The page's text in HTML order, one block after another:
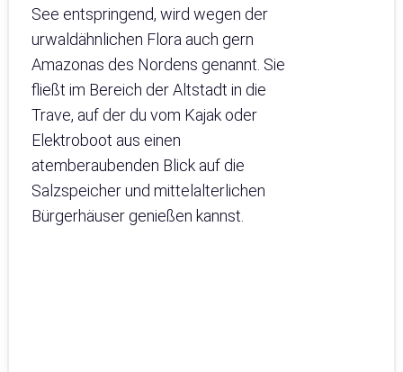
See entspringend, wird wegen der
urwaldähnlichen Flora auch gern
Amazonas des Nordens genannt. Sie
fließt im Bereich der Altstadt in die
Trave, auf der du vom Kajak oder
Elektroboot aus einen
atemberaubenden Blick auf die
Salzspeicher und mittelalterlichen
Bürgerhäuser genießen kannst.